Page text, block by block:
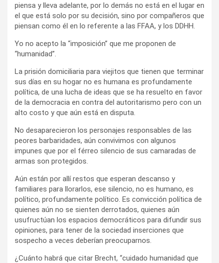
piensa y lleva adelante, por lo demás no está en el lugar en
el que está solo por su decisión, sino por compañeros que
piensan como él en lo referente a las FFAA, y los DDHH.
Yo no acepto la “imposición” que me proponen de
“humanidad”.
La prisión domiciliaria para viejitos que tienen que terminar
sus días en su hogar no es humana es profundamente
política, de una lucha de ideas que se ha resuelto en favor
de la democracia en contra del autoritarismo pero con un
alto costo y que aún está en disputa.
No desaparecieron los personajes responsables de las
peores barbaridades, aún convivimos con algunos
impunes que por el férreo silencio de sus camaradas de
armas son protegidos.
Aún están por allí restos que esperan descanso y
familiares para llorarlos, ese silencio, no es humano, es
político, profundamente político. Es convicción política de
quienes aún no se sienten derrotados, quienes aún
usufructúan los espacios democráticos para difundir sus
opiniones, para tener de la sociedad inserciones que
sospecho a veces deberían preocuparnos.
¿Cuánto habrá que citar Brecht, “cuidado humanidad que